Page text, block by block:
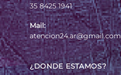
35 8425 1941
Mail:
atencion24.ar@gmail.com
¿DONDE ESTAMOS?